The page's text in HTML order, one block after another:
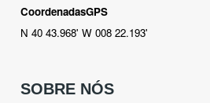
CoordenadasGPS
N 40 43.968' W 008 22.193'
SOBRE NÓS